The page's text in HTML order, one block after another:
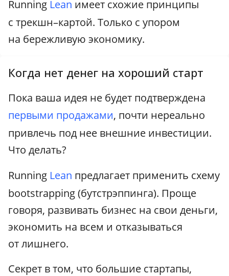
Running Lean имеет схожие принципы
с трекшн–картой. Только с упором
на бережливую экономику.
Когда нет денег на хороший старт
Пока ваша идея не будет подтверждена
первыми продажами, почти нереально
привлечь под нее внешние инвестиции.
Что делать?
Running Lean предлагает применить схему
bootstrapping (бутстрэппинга). Проще
говоря, развивать бизнес на свои деньги,
экономить на всем и отказываться
от лишнего.
Секрет в том, что большие стартапы,